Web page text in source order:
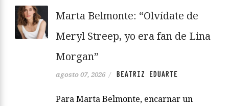
Marta Belmonte: “Olvídate de
Meryl Streep, yo era fan de Lina
Morgan”
agosto 07, 2026 / BEATRIZ EDUARTE
Para Marta Belmonte, encarnar un